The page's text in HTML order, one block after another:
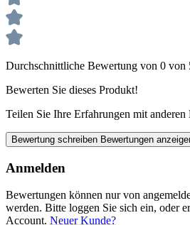
Durchschnittliche Bewertung von 0 von
Bewerten Sie dieses Produkt!
Teilen Sie Ihre Erfahrungen mit anderen
Bewertung schreiben Bewertungen
Anmelden
Bewertungen können nur von
werden. Bitte loggen Sie sich ein, oder
Account. Neuer Kunde?